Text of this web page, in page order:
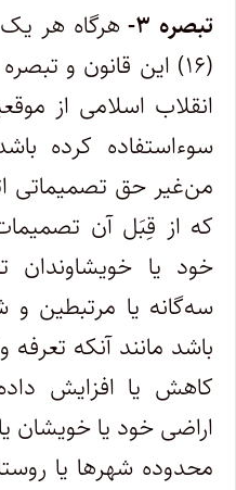
تبصره ۳-
هرگاه هر
(۱۶) این قانون و
انقلاب اسلامی از
سوءاستفاده کرده
من‌غیر حق تصمیماتی
که از قِبَل آن
خود یا
سه‌گانه یا مرتبطین
باشد مانند آنکه تعرفه
کاهش یا افزایش
اراضی خود یا خویشان
محدوده شهرها یا